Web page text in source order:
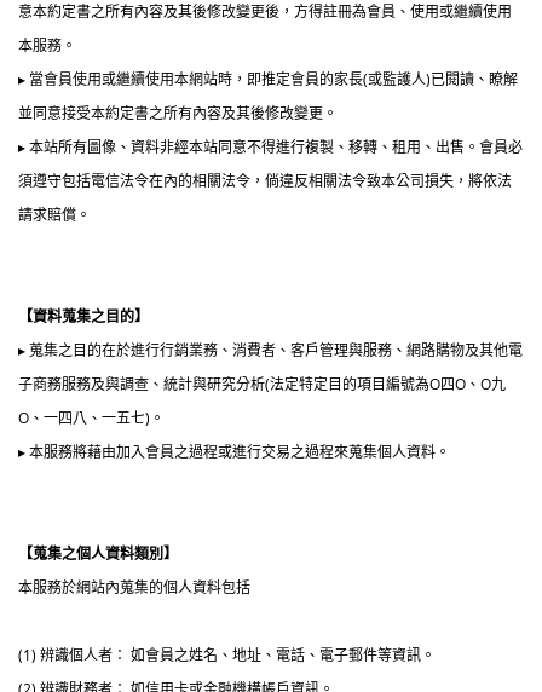
意本約定書之所有內容及其後修改變更後，方得註冊為會員、使用或繼續使用
本服務。
▸ 當會員使用或繼續使用本網站時，即推定會員的家長(或監護人)已閱讀、瞭解
並同意接受本約定書之所有內容及其後修改變更。
▸ 本站所有圖像、資料非經本站同意不得進行複製、移轉、租用、出售。會員必
須遵守包括電信法令在內的相關法令，倘違反相關法令致本公司損失，將依法
請求賠償。
【資料蒐集之目的】
▸ 蒐集之目的在於進行行銷業務、消費者、客戶管理與服務、網路購物及其他電
子商務服務及與調查、統計與研究分析(法定特定目的項目編號為O四O、O九
O、一四八、一五七)。
▸ 本服務將藉由加入會員之過程或進行交易之過程來蒐集個人資料。
【蒐集之個人資料類別】
本服務於網站內蒐集的個人資料包括
(1) 辨識個人者： 如會員之姓名、地址、電話、電子郵件等資訊。